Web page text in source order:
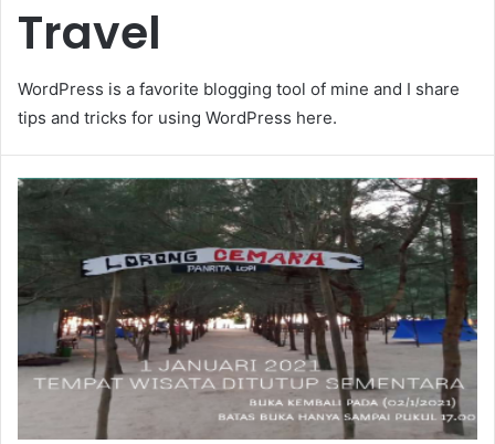
Travel
WordPress is a favorite blogging tool of mine and I share
tips and tricks for using WordPress here.